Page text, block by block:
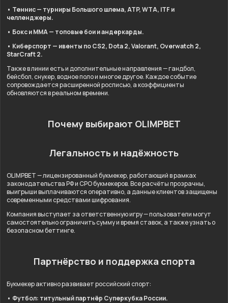
• Теннис — турниры Большого шлема, ATP, WTA, ITF и
челленджеры.
• Бокс и ММА — топовые бои и андеркарды.
• Киберспорт — ивенты по CS2, Dota 2, Valorant, Overwatch 2,
StarCraft 2.
Также в линии есть и дополнительные направления — гандбол,
бейсбол, снукер, водное поло и многое другое. Каждое событие
сопровождается расширенной росписью, а коэффициенты
обновляются в реальном времени.
Почему выбирают OLIMPBET
Легальность и надёжность
OLIMPBET — лицензированный букмекер, работающий в рамках
законодательства РФ и СРО букмекеров. Все расчёты прозрачны,
выигрыши выплачиваются оперативно, а данные клиентов защищены
современными средствами шифрования.
Компания выступает за ответственную игру — пользователи могут
самостоятельно ограничить сумму и время ставок, а также узнать о
безопасном беттинге.
Партнёрство и поддержка спорта
Букмекер активно развивает российский спорт:
• Футбол: титульный партнёр Суперкубка России.